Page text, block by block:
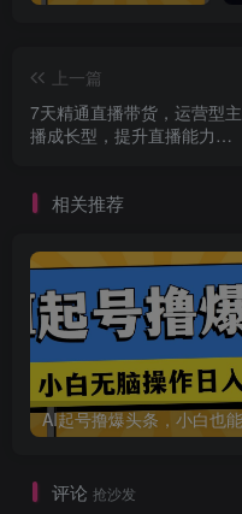
上一篇
7天精通直播带货，运营型主
播成长型，提升直播能力与
相关推荐
评论 抢沙发